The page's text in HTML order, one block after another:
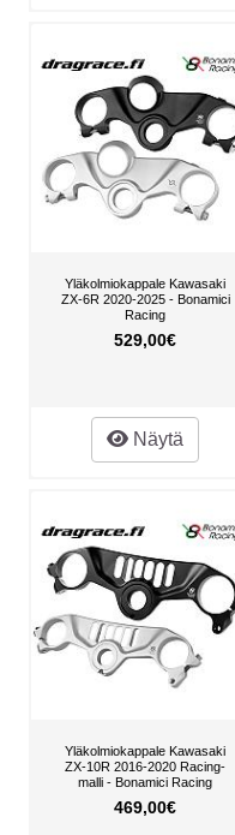
Yläkolmiokappale Kawasaki
ZX-6R 2020-2025 - Bonamici
Racing
529,00€
Näytä
Yläkolmiokappale Kawasaki
ZX-10R 2016-2020 Racing-
malli - Bonamici Racing
469,00€